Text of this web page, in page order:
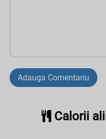
Adauga Comentariu
Calorii